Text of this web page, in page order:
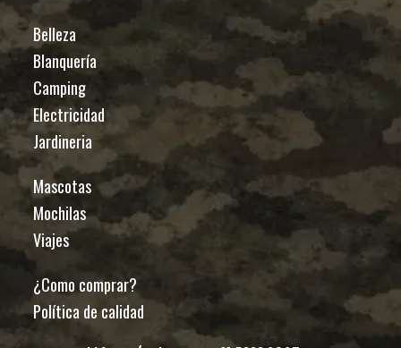
Belleza
Blanquería
Camping
Electricidad
Jardineria
Mascotas
Mochilas
Viajes
¿Como comprar?
Política de calidad